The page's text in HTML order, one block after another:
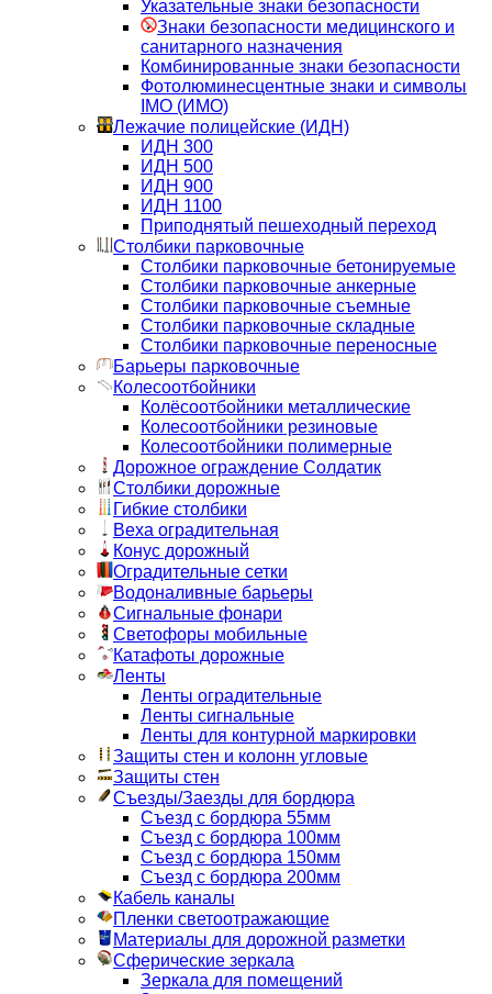
Указательные знаки безопасности
Знаки безопасности медицинского и
санитарного назначения
Комбинированные знаки безопасности
Фотолюминесцентные знаки и символы
IMO (ИМО)
Лежачие полицейские (ИДН)
ИДН 300
ИДН 500
ИДН 900
ИДН 1100
Приподнятый пешеходный переход
Столбики парковочные
Столбики парковочные бетонируемые
Столбики парковочные анкерные
Столбики парковочные съемные
Столбики парковочные складные
Столбики парковочные переносные
Барьеры парковочные
Колесоотбойники
Колёсоотбойники металлические
Колесоотбойники резиновые
Колесоотбойники полимерные
Дорожное ограждение Солдатик
Столбики дорожные
Гибкие столбики
Веха оградительная
Конус дорожный
Оградительные сетки
Водоналивные барьеры
Сигнальные фонари
Светофоры мобильные
Катафоты дорожные
Ленты
Ленты оградительные
Ленты сигнальные
Ленты для контурной маркировки
Защиты стен и колонн угловые
Защиты стен
Съезды/Заезды для бордюра
Съезд с бордюра 55мм
Съезд с бордюра 100мм
Съезд с бордюра 150мм
Съезд с бордюра 200мм
Кабель каналы
Пленки светоотражающие
Материалы для дорожной разметки
Сферические зеркала
Зеркала для помещений